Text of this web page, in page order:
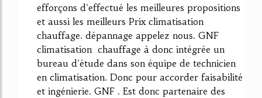
efforçons d'effectué les meilleures propositions
et aussi les meilleurs Prix climatisation
chauffage. dépannage appelez nous. GNF
climatisation chauffage à donc intégrée un
bureau d'étude dans son équipe de technicien
en climatisation. Donc pour accorder faisabilité
et ingénierie. GNF . Est donc partenaire des